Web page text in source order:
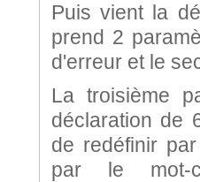
Puis vient la
prend 2
d'erreur et le
La troisième
déclaration de
de redéfinir
par le